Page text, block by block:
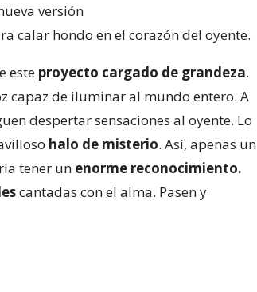
versión
calar hondo en el corazón del oyente.
este proyecto cargado de grandeza.
capaz de iluminar al mundo entero. A
despertar sensaciones al oyente. Lo
halo de misterio. Así, apenas un
tener un enorme reconocimiento.
cantadas con el alma. Pasen y